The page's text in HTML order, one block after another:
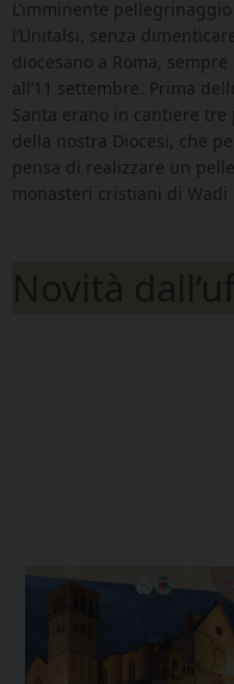
L’imminente
l’Unitalsi, senza
diocesano a Roma,
all’11 settembre. Prima
Santa erano in cantiere
della nostra Diocesi, che
pensa di realizzare un
monasteri cristiani di Wadi
Novità